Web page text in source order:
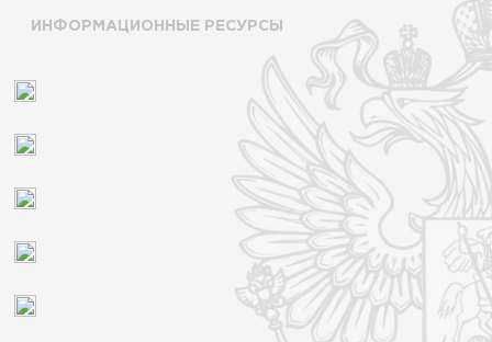
ИНФОРМАЦИОННЫЕ РЕСУРСЫ